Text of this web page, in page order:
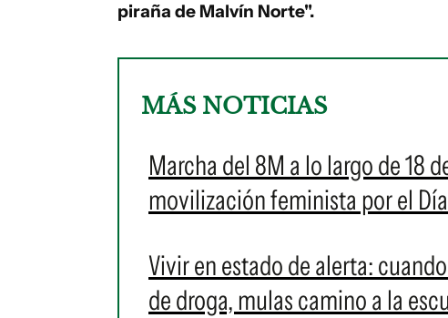
piraña de Malvín Norte".
MÁS NOTICIAS
Marcha del 8M a lo largo de 18
movilización feminista por el
Vivir en estado de alerta:
de droga, mulas camino a la